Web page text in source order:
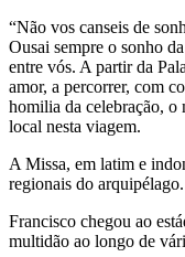
“Não vos canseis de
Ousai sempre o sonho
entre vós. A partir da
amor, a percorrer, com
homilia da celebração, o
local nesta viagem.
A Missa, em latim e
regionais do arquipélago.
Francisco chegou ao
multidão ao longo de